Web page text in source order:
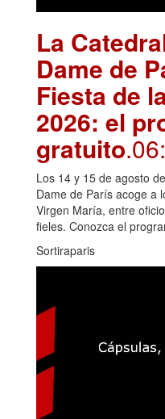
La
Dame de
Fiesta de
2026: el
gratuito
Los 14 y 15 de agosto
Dame de París acoge a
Virgen María, entre
fieles. Conozca el
Sortiraparis